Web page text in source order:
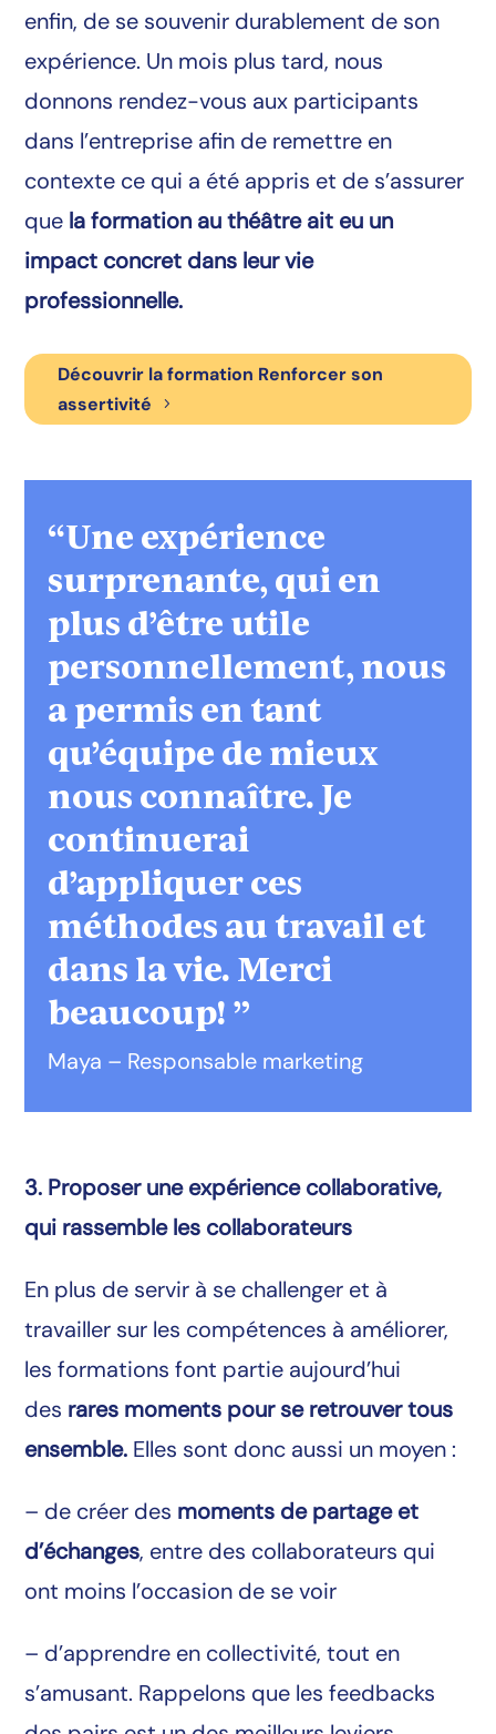
enfin, de se souvenir durablement de son
expérience. Un mois plus tard, nous
donnons rendez-vous aux participants
dans l’entreprise afin de remettre en
contexte ce qui a été appris et de s’assurer
que la formation au théâtre ait eu un
impact concret dans leur vie
professionnelle.
Découvrir la formation Renforcer son
assertivité
“Une expérience
surprenante, qui en
plus d’être utile
personnellement, nous
a permis en tant
qu’équipe de mieux
nous connaître. Je
continuerai
d’appliquer ces
méthodes au travail et
dans la vie. Merci
beaucoup! ”
Maya – Responsable marketing
3. Proposer une expérience collaborative,
qui rassemble les collaborateurs
En plus de servir à se challenger et à
travailler sur les compétences à améliorer,
les formations font partie aujourd’hui
des rares moments pour se retrouver tous
ensemble. Elles sont donc aussi un moyen :
– de créer des moments de partage et
d’échanges, entre des collaborateurs qui
ont moins l’occasion de se voir
– d’apprendre en collectivité, tout en
s’amusant. Rappelons que les feedbacks